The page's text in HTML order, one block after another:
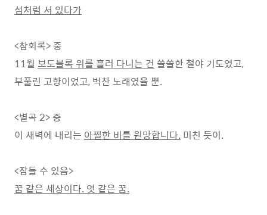
섬처럼 서 있다가
<참회록> 중
11월 보도블록 위를 흘러 다니는 건 쓸쓸한 철야 기도였고,
부풀린 고향이었고, 벅찬 노래였을 뿐.
<별곡 2> 중
이 새벽에 내리는 아찔한 비를 원망합니다. 미친 듯이.
<잠들 수 있음>
꿈 같은 세상이다. 엿 같은 꿈.